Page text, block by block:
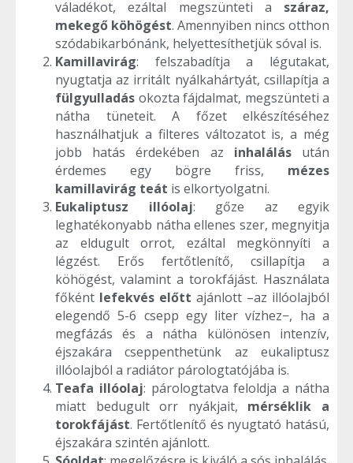
váladékot, ezáltal megszünteti a száraz,
mekegő köhögést. Amennyiben nincs otthon
szódabikarbónánk, helyettesíthetjük sóval is.
Kamillavirág: felszabadítja a légutakat,
nyugtatja az irritált nyálkahártyát, csillapítja a
fülgyulladás okozta fájdalmat, megszünteti a
nátha tüneteit. A főzet elkészítéséhez
használhatjuk a filteres változatot is, a még
jobb hatás érdekében az inhalálásután
érdemes egy bögre friss, mézes
kamillavirág teát is elkortyolgatni.
Eukaliptusz illóolaj: gőze az egyik
leghatékonyabb nátha ellenes szer, megnyitja
az eldugult orrot, ezáltal megkönnyíti a
légzést. Erős fertőtlenítő, csillapítja a
köhögést, valamint a torokfájást. Használata
főként lefekvés előtt ajánlott –az illóolajból
elegendő 5-6 csepp egy liter vízhez−, ha a
megfázás és a nátha különösen intenzív,
éjszakára cseppenthetünk az eukaliptusz
illóolajból a radiátor párologtatójába is.
Teafa illóolaj: párologtatva feloldja a nátha
miatt bedugult orr nyákjait, mérséklik a
torokfájást. Fertőtlenítő és nyugtató hatású,
éjszakára szintén ajánlott.